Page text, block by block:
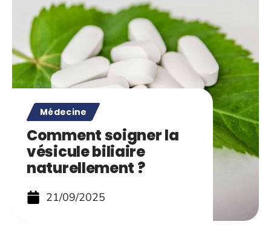
Médecine
Comment soigner la
vésicule biliaire
naturellement ?
21/09/2025